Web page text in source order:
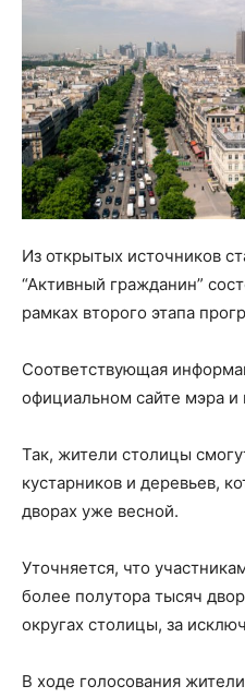
Из открытых источников
“Активный гражданин”
рамках второго этапа
Соответствующая
официальном сайте мэра и
Так, жители столицы
кустарников и деревьев,
дворах уже весной.
Уточняется, что
более полутора тысяч
округах столицы, за
В ходе голосования